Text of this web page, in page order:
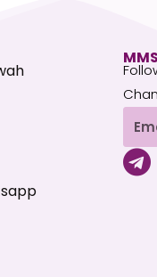
Email
T
e